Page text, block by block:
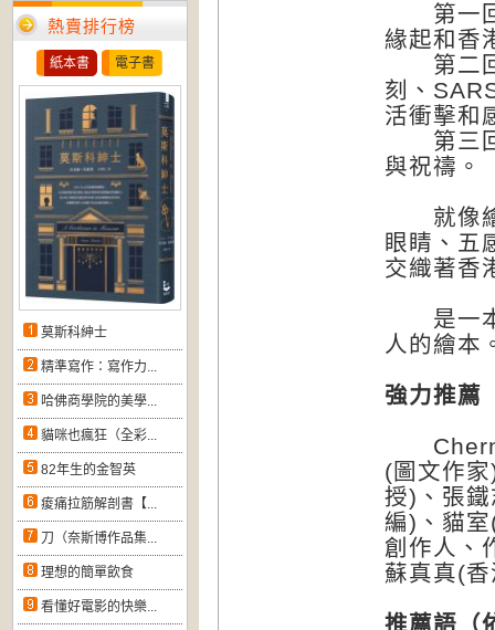
熱賣排行榜
紙本書 電子書
莫斯科紳士
精準寫作：寫作力...
哈佛商學院的美學...
貓咪也瘋狂（全彩...
82年生的金智英
痠痛拉筋解剖書【...
刀（奈斯博作品集...
理想的簡單飲食
看懂好電影的快樂...
第一回
緣起和香
第二回
刻、
活衝擊和
第三回
與祝禱。
就像繪
眼睛、五
交織著香
是一本
人的繪本
強力推薦
Cherng
(圖文作
授)、張
編)、貓
創作人、
蘇真真(
推薦語（